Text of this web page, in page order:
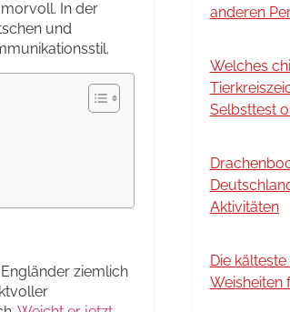
In der
und
ziemlich
anderen
Welches
Selbsttest
Aktivitäten
Die
Weisheiten